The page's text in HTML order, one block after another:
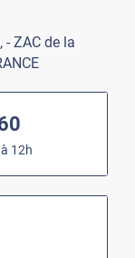
- ZAC de la
12h